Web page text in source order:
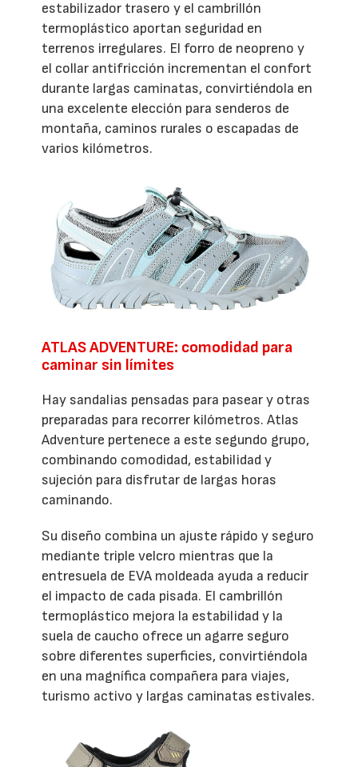
estabilizador trasero y el cambrillón
termoplástico aportan seguridad en
terrenos irregulares. El forro de neopreno y
el collar antifricción incrementan el confort
durante largas caminatas, convirtiéndola en
una excelente elección para senderos de
montaña, caminos rurales o escapadas de
varios kilómetros.
ATLAS ADVENTURE: comodidad para
caminar sin límites
Hay sandalias pensadas para pasear y otras
preparadas para recorrer kilómetros. Atlas
Adventure pertenece a este segundo grupo,
combinando comodidad, estabilidad y
sujeción para disfrutar de largas horas
caminando.
Su diseño combina un ajuste rápido y seguro
mediante triple velcro mientras que la
entresuela de EVA moldeada ayuda a reducir
el impacto de cada pisada. El cambrillón
termoplástico mejora la estabilidad y la
suela de caucho ofrece un agarre seguro
sobre diferentes superficies, convirtiéndola
en una magnífica compañera para viajes,
turismo activo y largas caminatas estivales.